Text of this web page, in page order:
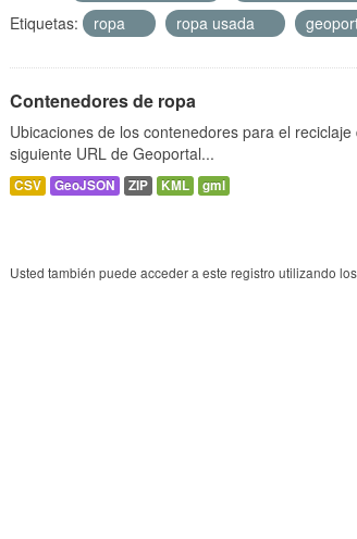
Etiquetas:
ropa ropa usada
Contenedores de ropa
Ubicaciones de los contenedores para el
siguiente URL de Geoportal...
CSV GeoJSON ZIP KML gml
Usted también puede acceder a este registro utilizando los